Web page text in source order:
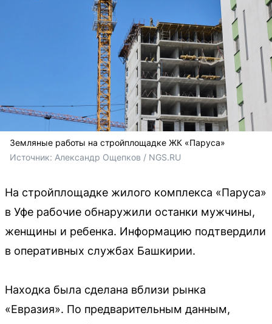
Земляные работы на стройплощадке ЖК «Паруса»
Источник: Александр Ощепков / NGS.RU
На стройплощадке жилого комплекса «Паруса»
в Уфе рабочие обнаружили останки мужчины,
женщины и ребенка. Информацию подтвердили
в оперативных службах Башкирии.
Находка была сделана вблизи рынка
«Евразия». По предварительным данным,